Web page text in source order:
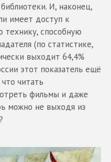
И, наконец,
имеет доступ к
технику, способную
(по статистике,
выходит 64,4%
этот показатель ещё
читать
фильмы и даже
можно не выходя из